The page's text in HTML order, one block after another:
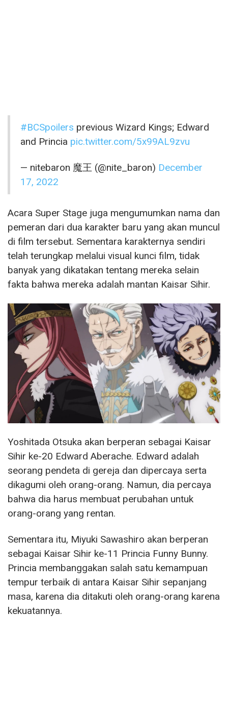
#BCSpoilers previous Wizard Kings; Edward
and Princia pic.twitter.com/5x99AL9zvu
— nitebaron 魔王 (@nite_baron) December
17, 2022
Acara Super Stage juga mengumumkan nama dan
pemeran dari dua karakter baru yang akan muncul
di film tersebut. Sementara karakternya sendiri
telah terungkap melalui visual kunci film, tidak
banyak yang dikatakan tentang mereka selain
fakta bahwa mereka adalah mantan Kaisar Sihir.
Yoshitada Otsuka akan berperan sebagai Kaisar
Sihir ke-20 Edward Aberache. Edward adalah
seorang pendeta di gereja dan dipercaya serta
dikagumi oleh orang-orang. Namun, dia percaya
bahwa dia harus membuat perubahan untuk
orang-orang yang rentan.
Sementara itu, Miyuki Sawashiro akan berperan
sebagai Kaisar Sihir ke-11 Princia Funny Bunny.
Princia membanggakan salah satu kemampuan
tempur terbaik di antara Kaisar Sihir sepanjang
masa, karena dia ditakuti oleh orang-orang karena
kekuatannya.